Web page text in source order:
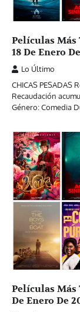
Películas Más
18 De Enero
Lo Último
CHICAS
Recaudación
Género: Comedia
Películas Más
De Enero De